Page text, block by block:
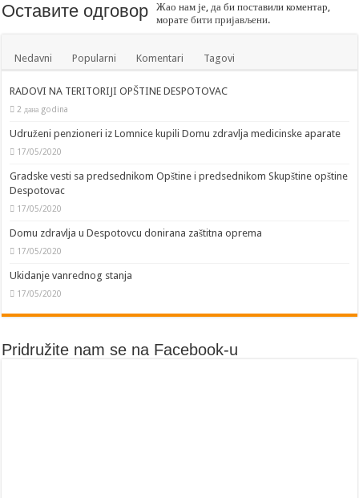
Оставите одговор
Жао нам је, да би поставили коментар,
моратебити пријављени.
Nedavni Popularni Komentari Tagovi
RADOVI NA TERITORIJI OPŠTINE DESPOTOVAC
2 дана godina
Udruženi penzioneri iz Lomnice kupili Domu zdravlja medicinske aparate
17/05/2020
Gradske vesti sa predsednikom Opštine i predsednikom Skupštine opštine
Despotovac
17/05/2020
Domu zdravlja u Despotovcu donirana zaštitna oprema
17/05/2020
Ukidanje vanrednog stanja
17/05/2020
Pridružite nam se na Facebook-u